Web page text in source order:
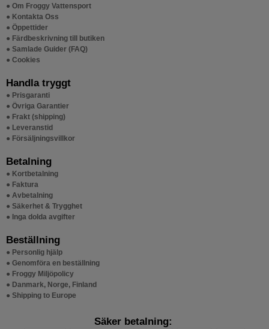
● Om Froggy Vattensport
● Kontakta Oss
● Öppettider
● Färdbeskrivning till butiken
● Samlade Guider (FAQ)
● Cookies
Handla tryggt
● Prisgaranti
● Övriga Garantier
● Frakt (shipping)
● Leveranstid
● Försäljningsvillkor
Betalning
● Kortbetalning
● Faktura
● Avbetalning
● Säkerhet & Trygghet
● Inga dolda avgifter
Beställning
● Personlig hjälp
● Genomföra en beställning
● Froggy Miljöpolicy
● Danmark, Norge, Finland
● Shipping to Europe
Säker betalning: